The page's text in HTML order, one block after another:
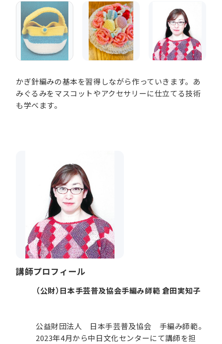
かぎ針編みの基本を習得しながら作っていきます。あ
みぐるみをマスコットやアクセサリーに仕立てる技術
も学べます。
講師プロフィール
（公財）日本手芸普及協会手編み師範 倉田実知子
公益財団法人 日本手芸普及協会 手編み師範。
2023年4月から中日文化センターにて講師を担